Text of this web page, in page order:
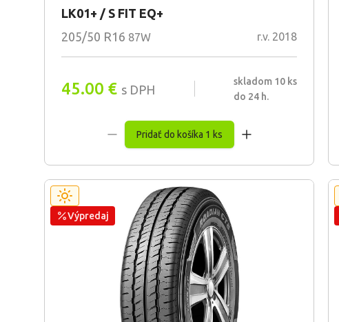
LK01+ / S FIT EQ+
205/50 R16 87W r.v. 2018
45.00 € s DPH
skladom 10 ks
do 24 h.
Pridať do košíka 1 ks
Výpredaj